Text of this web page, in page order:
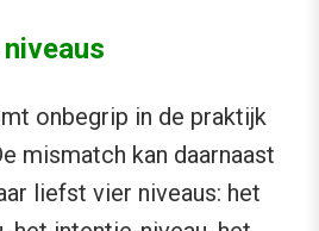
onbegrip in de praktijk
mismatch kan daarnaast
liefst vier niveaus: het